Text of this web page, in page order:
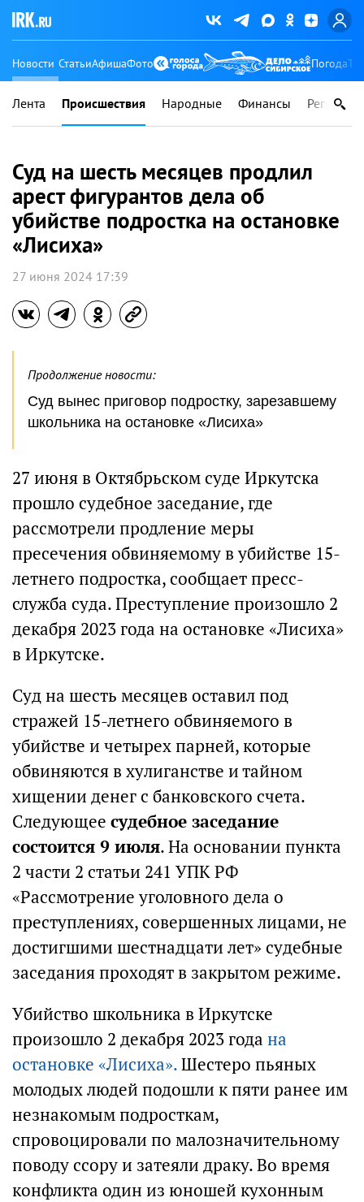
Новости СтатьиАфишаФото Погода
Лента Происшествия Народные Финансы Регионы
Суд на шесть месяцев продлил
арест фигурантов дела об
убийстве подростка на остановке
«Лисиха»
27 июня 2024 17:39
Продолжение новости:
Суд вынес приговор подростку, зарезавшему
школьника на остановке «Лисиха»
27 июня в Октябрьском суде Иркутска
прошло судебное заседание, где
рассмотрели продление меры
пресечения обвиняемому в убийстве 15-
летнего подростка, сообщает пресс-
служба суда. Преступление произошло 2
декабря 2023 года на остановке «Лисиха»
в Иркутске.
Суд на шесть месяцев оставил под
стражей 15-летнего обвиняемого в
убийстве и четырех парней, которые
обвиняются в хулиганстве и тайном
хищении денег с банковского счета.
Следующее судебное заседание
состоится 9 июля. На основании пункта
2 части 2 статьи 241 УПК РФ
«Рассмотрение уголовного дела о
преступлениях, совершенных лицами, не
достигшими шестнадцати лет» судебные
заседания проходят в закрытом режиме.
Убийство школьника в Иркутске
произошло 2 декабря 2023 года на
остановке «Лисиха».Шестеро пьяных
молодых людей подошли к пяти ранее им
незнакомым подросткам,
спровоцировали по малозначительному
поводу ссору и затеяли драку. Во время
конфликта один из юношей кухонным